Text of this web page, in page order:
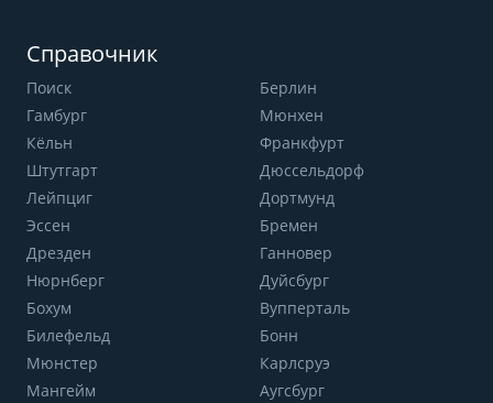
Справочник
Поиск
Берлин
Гамбург
Мюнхен
Кёльн
Франкфурт
Штутгарт
Дюссельдорф
Лейпциг
Дортмунд
Эссен
Бремен
Дрезден
Ганновер
Нюрнберг
Дуйсбург
Бохум
Вупперталь
Билефельд
Бонн
Мюнстер
Карлсруэ
Мангейм
Аугсбург